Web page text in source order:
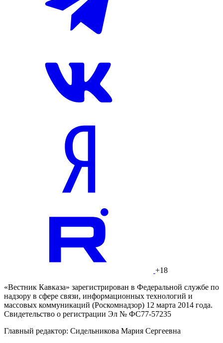
+18
«Вестник Кавказа» зарегистрирован в Федеральной службе по
надзору в сфере связи, информационных технологий и
массовых коммуникаций (Роскомнадзор) 12 марта 2014 года.
Свидетельство о регистрации Эл № ФС77-57235
Главный редактор: Сидельникова Мария Сергеевна